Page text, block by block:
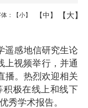
： 【小】 【中】 【大】
遥感地信研究生论
上视频举行， 并通
播。 热烈欢迎相关
积极在线上和线下
秀学术报告。